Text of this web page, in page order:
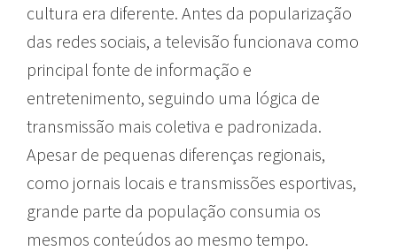
cultura era diferente. Antes da popularização
das redes sociais, a televisão funcionava como
principal fonte de informação e
entretenimento, seguindo uma lógica de
transmissão mais coletiva e padronizada.
Apesar de pequenas diferenças regionais,
como jornais locais e transmissões esportivas,
grande parte da população consumia os
mesmos conteúdos ao mesmo tempo.